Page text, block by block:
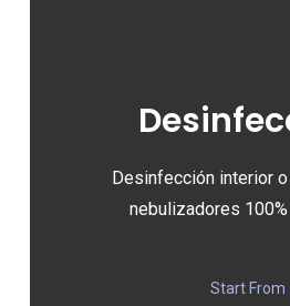
Desinfección interior
nebulizadores
Start From